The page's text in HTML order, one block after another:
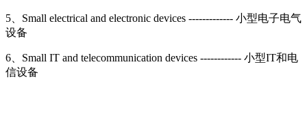
5、Small electrical and electronic devices ------------- 小型电子电气
设备
6、Small IT and telecommunication devices ------------ 小型IT和电
信设备